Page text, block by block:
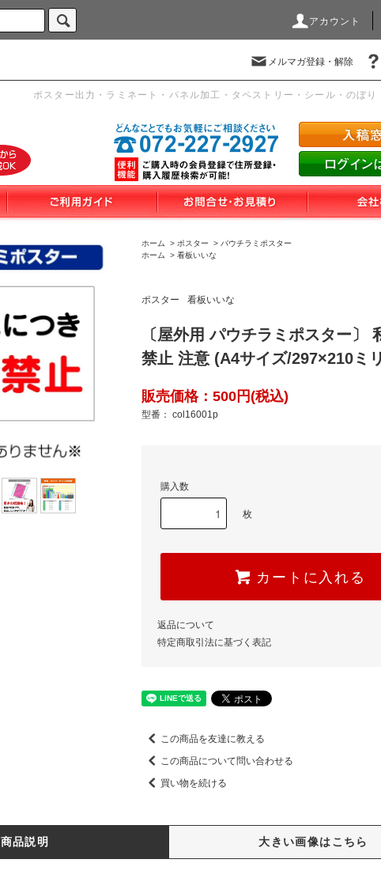
アカウント
メルマガ登録・解除
ポスター出力・ラミネート・パネル加工・タペストリー・シール・のぼり
ホーム > ポスター > パウチラミポスター
ホーム
> 看板いいな
ポスター 看板いいな
〔屋外用 パウチラミポスター〕
禁止 注意 (A4サイズ/297×210ミ
販売価格：500円(税込)
型番： col16001p
購入数
枚
カートに入れる
返品について
特定商取引法に基づく表記
この商品を友達に教える
この商品について問い合わせる
買い物を続ける
商品説明 大きい画像はこちら